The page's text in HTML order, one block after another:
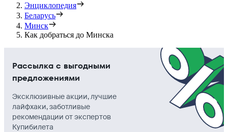
Энциклопедия
Беларусь
Минск
Как добраться до Минска
Рассылка с выгодными
предложениями
Эксклюзивные акции, лучшие
лайфхаки, заботливые
рекомендации от экспертов
Купибилета